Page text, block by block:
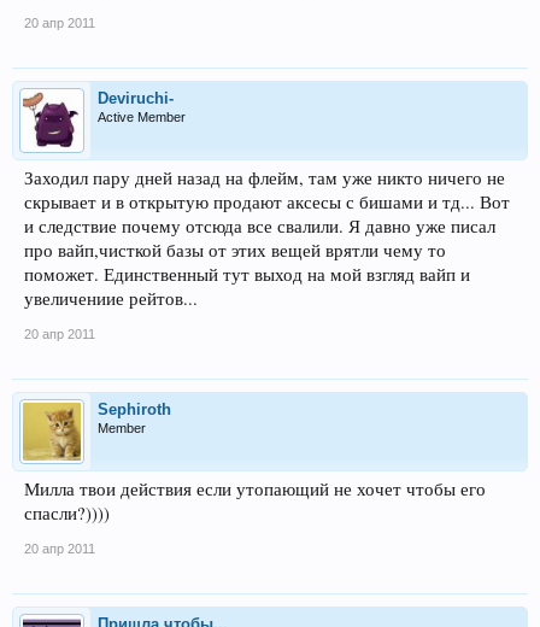
20 апр 2011
Deviruchi-
Active Member
Заходил пару дней назад на флейм, там уже никто ничего не
скрывает и в открытую продают аксесы с бишами и тд... Вот
и следствие почему отсюда все свалили. Я давно уже писал
про вайп,чисткой базы от этих вещей врятли чему то
поможет. Единственный тут выход на мой взгляд вайп и
увеличениие рейтов...
20 апр 2011
Sephiroth
Member
Милла твои действия если утопающий не хочет чтобы его
спасли?))))
20 апр 2011